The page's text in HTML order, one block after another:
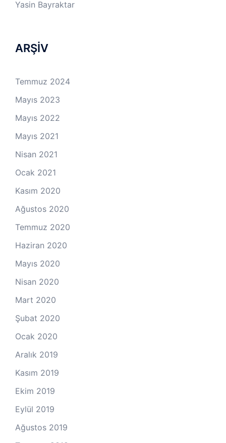
Yasin Bayraktar
ARŞİV
Temmuz 2024
Mayıs 2023
Mayıs 2022
Mayıs 2021
Nisan 2021
Ocak 2021
Kasım 2020
Ağustos 2020
Temmuz 2020
Haziran 2020
Mayıs 2020
Nisan 2020
Mart 2020
Şubat 2020
Ocak 2020
Aralık 2019
Kasım 2019
Ekim 2019
Eylül 2019
Ağustos 2019